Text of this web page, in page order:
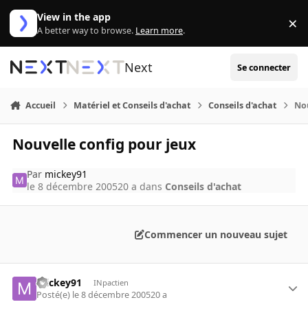
Aller au contenu
View in the app
A better way to browse. Learn more. ×
Next Se connecter
Accueil Matériel et Conseils d'achat Conseils d'achat
Nouvelle config pour jeux
Par mickey91
le 8 décembre 200520 a dans Conseils d'achat
Commencer un nouveau sujet
mickey91 INpactien
Posté(e) le 8 décembre 200520 a